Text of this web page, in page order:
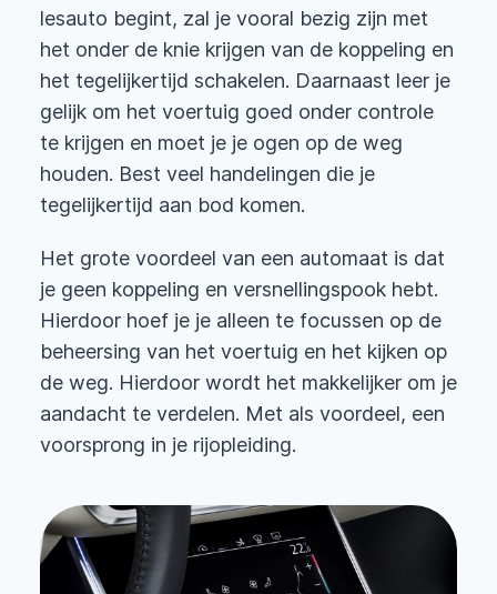
lesauto begint, zal je vooral bezig zijn met
het onder de knie krijgen van de koppeling en
het tegelijkertijd schakelen. Daarnaast leer je
gelijk om het voertuig goed onder controle
te krijgen en moet je je ogen op de weg
houden. Best veel handelingen die je
tegelijkertijd aan bod komen.
Het grote voordeel van een automaat is dat
je geen koppeling en versnellingspook hebt.
Hierdoor hoef je je alleen te focussen op de
beheersing van het voertuig en het kijken op
de weg. Hierdoor wordt het makkelijker om je
aandacht te verdelen. Met als voordeel, een
voorsprong in je rijopleiding.